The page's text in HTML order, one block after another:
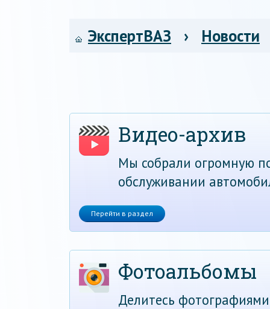
ЭкспертВАЗ › Новости
Видео-архив
Мы собрали огромную
обслуживании
Перейти в раздел
Фотоальбомы
Делитесь